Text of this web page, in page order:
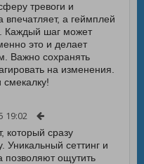
тревоги и
а геймплей
Каждый шаг может
это и делает
Важно сохранять
на изменения.
смекалку!
19:02
который сразу
Уникальный сеттинг и
позволяют ощутить